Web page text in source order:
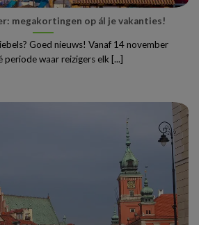
megakortingen op ál je vakanties!
Goed nieuws! Vanaf 14 november
periode waar reizigers elk [...]